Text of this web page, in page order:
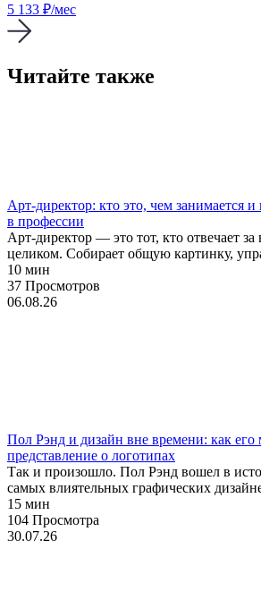
5 133 ₽/мес
Читайте также
Арт-директор: кто это, чем занимается
в профессии
Арт-директор — это тот, кто отвечает
целиком. Собирает общую картинку,
10 мин
37 Просмотров
06.08.26
Пол Рэнд и дизайн вне времени: как его
представление о логотипах
Так и произошло. Пол Рэнд вошел в
самых влиятельных графических
15 мин
104 Просмотра
30.07.26